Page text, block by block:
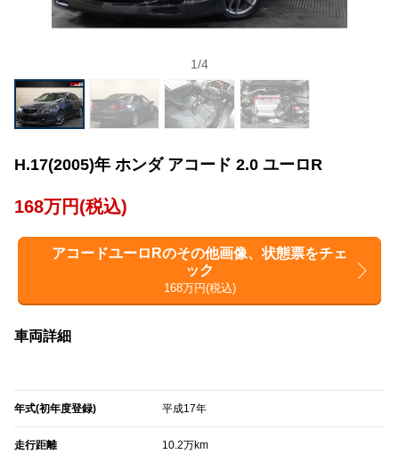
1/4
H.17(2005)年 ホンダ アコード 2.0 ユーロR
168万円(税込)
アコードユーロRのその他画像、状態票をチェ
ック
168万円(税込)
車両詳細
年式(初年度登録) 平成17年
走行距離 10.2万km